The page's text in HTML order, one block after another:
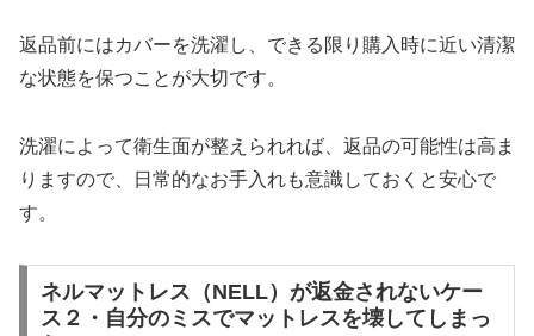
返品前にはカバーを洗濯し、できる限り購入時に近い清潔
な状態を保つことが大切です。
洗濯によって衛生面が整えられれば、返品の可能性は高ま
りますので、日常的なお手入れも意識しておくと安心で
す。
ネルマットレス（NELL）が返金されないケー
ス２・自分のミスでマットレスを壊してしまっ